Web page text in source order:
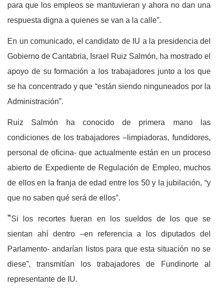
para que los empleos se mantuvieran y ahora no dan una
respuesta digna a quienes se van a la calle”.
En un comunicado, el candidato de IU a la presidencia del
Gobierno de Cantabria, Israel Ruiz Salmón, ha mostrado el
apoyo de su formación a los trabajadores junto a los que
se ha concentrado y que “están siendo ninguneados por la
Administración”.
Ruiz Salmón ha conocido de primera mano las
condiciones de los trabajadores –limpiadoras, fundidores,
personal de oficina- que actualmente están en un proceso
abierto de Expediente de Regulación de Empleo, muchos
de ellos en la franja de edad entre los 50 y la jubilación, “y
que no saben qué será de ellos”.
“Si los recortes fueran en los sueldos de los que se
sientan ahí dentro –en referencia a los diputados del
Parlamento- andarían listos para que esta situación no se
diese”, transmitían los trabajadores de Fundinorte al
representante de IU.